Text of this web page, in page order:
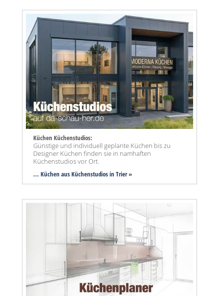
Küchen Küchenstudios:
Günstige und individuell geplante Küchen bis zu
Designer Küchen finden sie in namhaften
Küchenstudios vor Ort.
... Küchen aus Küchenstudios in Trier »